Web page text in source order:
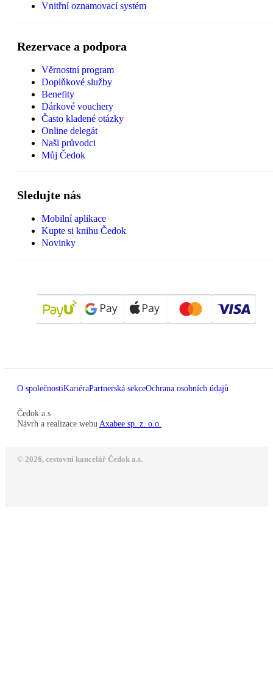
Vnitřní oznamovací systém
Rezervace a podpora
Věrnostní program
Doplňkové služby
Benefity
Dárkové vouchery
Často kladené otázky
Online delegát
Naši průvodci
Můj Čedok
Sledujte nás
Mobilní aplikace
Kupte si knihu Čedok
Novinky
O společnostiKariéraPartnerská sekceOchrana osobních údajů
Čedok a.s
Návrh a realizace webu Axabee sp. z. o.o.
© 2026, cestovní kancelář Čedok a.s.